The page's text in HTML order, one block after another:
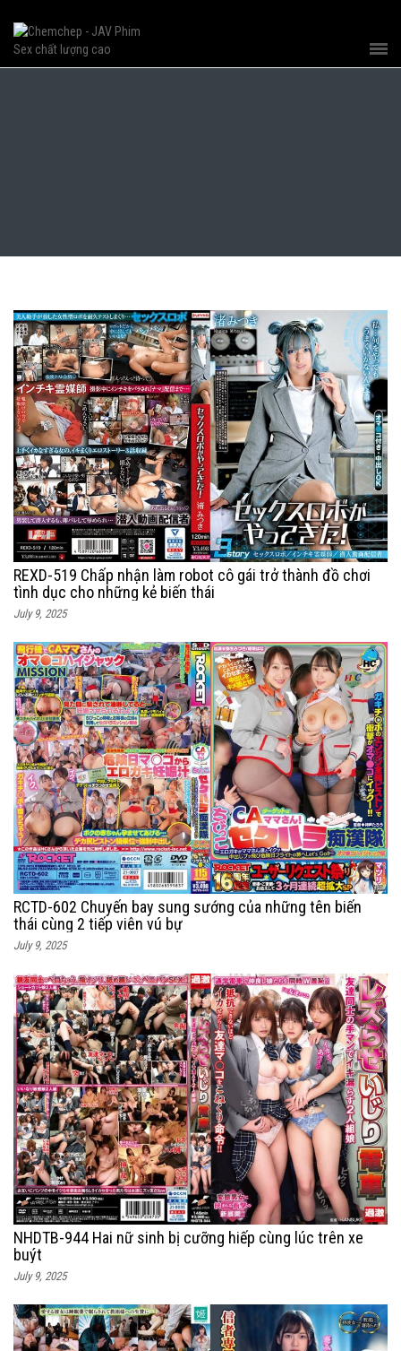
REXD-519 Chấp nhận làm robot cô gái trở thành đồ chơi
tình dục cho những kẻ biến thái
July 9, 2025
RCTD-602 Chuyến bay sung sướng của những tên biến
thái cùng 2 tiếp viên vú bự
July 9, 2025
NHDTB-944 Hai nữ sinh bị cưỡng hiếp cùng lúc trên xe
buýt
July 9, 2025